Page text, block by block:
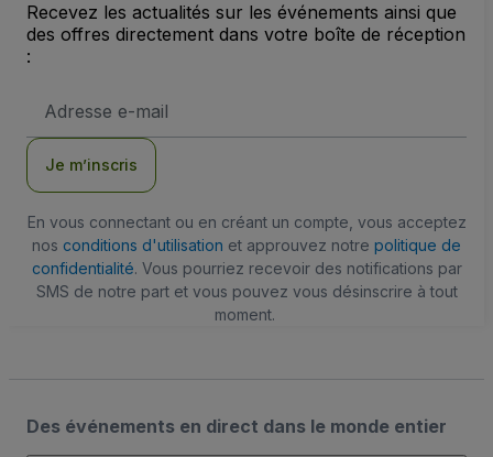
Recevez les actualités sur les événements ainsi que
des offres directement dans votre boîte de réception
:
e-
Je m’inscris
En vous connectant ou en créant un compte, vous acceptez
nos conditions d'utilisation et approuvez notre politique de
confidentialité. Vous pourriez recevoir des notifications par
SMS de notre part et vous pouvez vous désinscrire à tout
moment.
Des événements en direct dans le monde entier